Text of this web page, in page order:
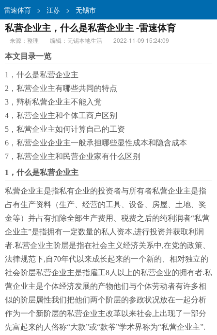
雷速体育 > 江苏 > 无锡市
私营企业主，什么是私营企业主 -雷速体育
来源：整理 编辑：无锡本地生活
2022-11-09 15:24:09
本文目录一览
1，什么是私营企业主
2，私营企业主有哪些共同的特点
3，辩析私营企业主不能入党
4，私营企业主和个体工商户区别
5，私营企业主如何计算自己的工资
6，私营企业企业主一般承担哪些显性成本和隐含成本
7，私营企业主和民营企业家有什么区别
1，什么是私营企业主
私营企业主是指私有企业的投资者与所有者私营企业主是指
占有生产资料（生产、经营的工具、设备、房屋、土地、奖
金等）并占有扣除全部生产费用、税费之后的纯利润者“私营
企业主”是指拥有一定数量的私人资本,进行投资并获取利润
者.私营企业主阶层是指在社会主义经济关系中,在党的政策、
法律规范下,自70年代以来成长起来的一个新的、相对独立的
社会阶层私营企业主是指雇工8人以上的私营企业的拥有者.私
营企业主是个体经济发展的产物他们与个体劳动者有许多相
似的阶层属性我们把他们两个阶层的参政状况放在一起分析
作为一个新阶层的私营企业主改革以来社会上出现了一部分
先富起来的人俗称“大款”或“款爷”学术界称为“私营企业主”.